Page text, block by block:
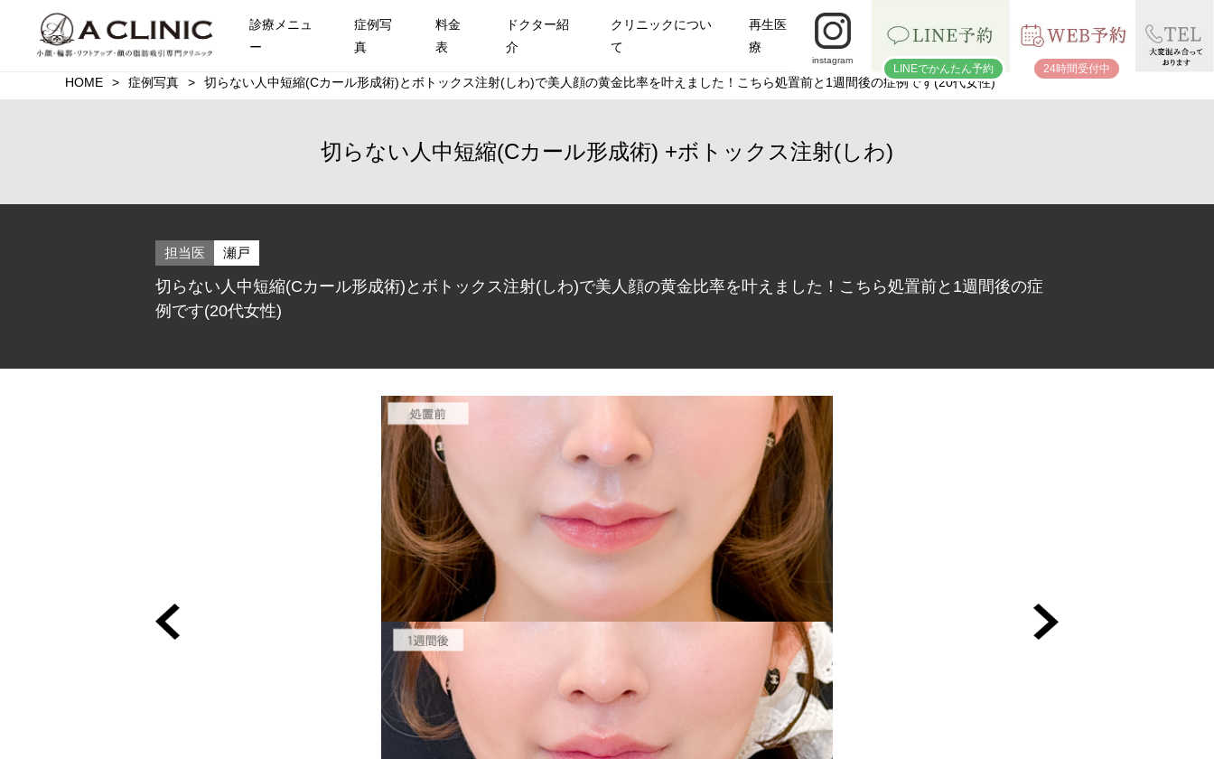
診療メニュ
ー
症例写
真
料金
表
ドクター紹
介
クリニックについ
て
再生医
療
instagram
LINEでかんたん予約 24時間受付中
HOME 症例写真 切らない人中短縮(Cカール形成術)とボトックス注射(しわ)で美人顔の黄金比率を叶えました！こちら処置前と1週間後の症例です(20代女性)
切らない人中短縮(Cカール形成術) ボトックス注射(しわ)
担当医 瀬戸
切らない人中短縮(Cカール形成術)とボトックス注射(しわ)で美人顔の黄金比率を叶えました！こちら処置前と1週間後の症
例です(20代女性)